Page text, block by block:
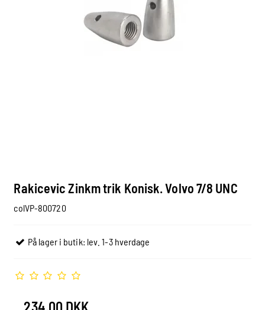
Rakicevic Zinkm trik Konisk. Volvo 7/8 UNC
colVP-800720
På lager i butik: lev. 1-3 hverdage
234,00 DKK